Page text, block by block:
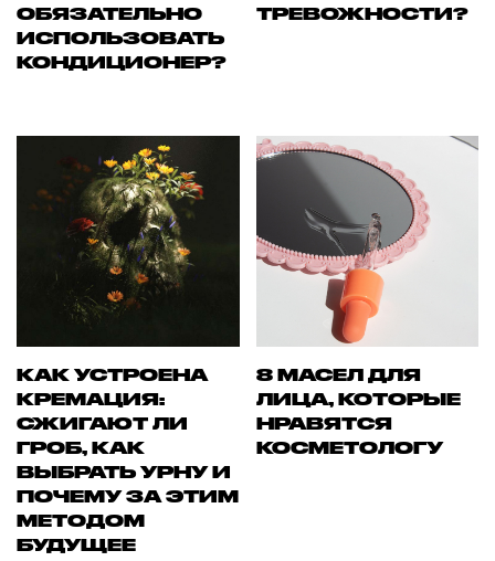
ОБЯЗАТЕЛЬНО
ИСПОЛЬЗОВАТЬ
КОНДИЦИОНЕР?
ТРЕВОЖНОСТИ?
КАК УСТРОЕНА
КРЕМАЦИЯ:
СЖИГАЮТ ЛИ
ГРОБ, КАК
ВЫБРАТЬ УРНУ И
ПОЧЕМУ ЗА ЭТИМ
МЕТОДОМ
БУДУЩЕЕ
8 МАСЕЛ ДЛЯ
ЛИЦА, КОТОРЫЕ
НРАВЯТСЯ
КОСМЕТОЛОГУ